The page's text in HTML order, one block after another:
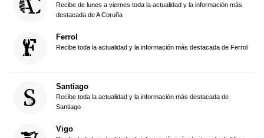
Recibe de lunes a viernes toda la actualidad y la información más
destacada de A Coruña
Ferrol
Recibe toda la actualidad y la información más destacada de Ferrol
Santiago
Recibe toda la actualidad y la información más destacada de
Santiago
Vigo